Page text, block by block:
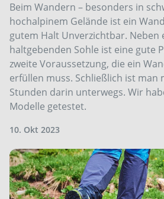
Beim Wandern – besonders in
hochalpinem Gelände ist ein
gutem Halt Unverzichtbar. Neben
haltgebenden Sohle ist eine gute
zweite Voraussetzung, die ein
erfüllen muss. Schließlich ist man
Stunden darin unterwegs. Wir
Modelle getestet.
10. Okt 2023